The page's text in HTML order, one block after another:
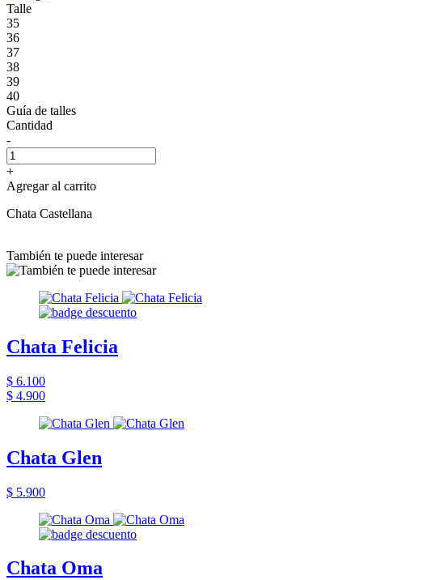
Talle
35
36
37
38
39
40
Guía de talles
Cantidad
-
+
Agregar al carrito
Chata Castellana
También te puede interesar
Chata Felicia
$ 6.100
$ 4.900
Chata Glen
$ 5.900
Chata Oma